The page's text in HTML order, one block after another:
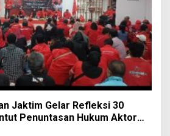
Jaktim Gelar Refleksi 30
Penuntasan Hukum Aktor